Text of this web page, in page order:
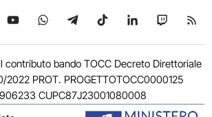
su X
Seguici su YouTube
Seguici su WhatsApp
Seguici su Telegram
Seguici su TikTok
Seguici su
Seguici
contributo bando TOCC Decreto Direttoriale
2022 PROT. PROGETTOTOCC0000125
CUPC87J23001080008